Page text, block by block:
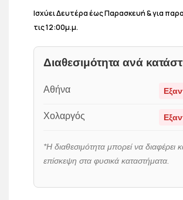
Ισχύει Δευτέρα έως Παρασκευή & για
τις 12:00μ.μ.
Διαθεσιμότητα ανά
Αθήνα
Χολαργός
*Η διαθεσιμότητα μπορεί να διαφέρει
επίσκεψη στα φυσικά καταστήματα.